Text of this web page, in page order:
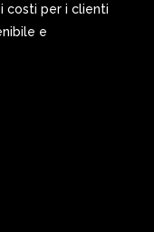
costi per i clienti
e